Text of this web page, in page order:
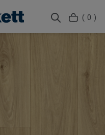
( 0 )